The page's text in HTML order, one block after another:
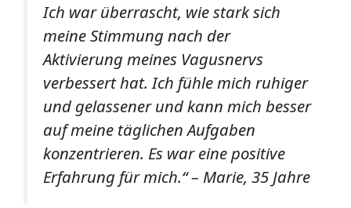
Ich war überrascht, wie stark sich
meine Stimmung nach der
Aktivierung meines Vagusnervs
verbessert hat. Ich fühle mich ruhiger
und gelassener und kann mich besser
auf meine täglichen Aufgaben
konzentrieren. Es war eine positive
Erfahrung für mich.“ – Marie, 35 Jahre